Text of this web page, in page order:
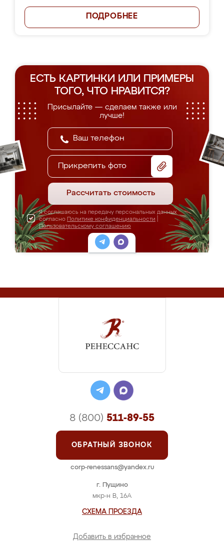
ПОДРОБНЕЕ
ЕСТЬ КАРТИНКИ ИЛИ ПРИМЕРЫ
ТОГО, ЧТО НРАВИТСЯ?
Присылайте — сделаем также или
лучше!
Прикрепить фото
Рассчитать стоимость
Я соглашаюсь на передачу персональных данных
согласно Политике конфиденциальности
Пользовательскому соглашению
г. Пущино
мкр-н В, 16А
СХЕМА ПРОЕЗДА
Добавить в избранное
8 (800) 511-89-55
ОБРАТНЫЙ ЗВОНОК
corp-renessans@yandex.ru